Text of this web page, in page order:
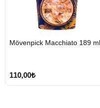
Mövenpick Macchiato 189 ml
110,00₺